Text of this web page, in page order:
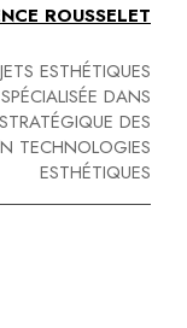
ROUSSELET
ESTHÉTIQUES
DANS
DES
TECHNOLOGIES
ESTHÉTIQUES